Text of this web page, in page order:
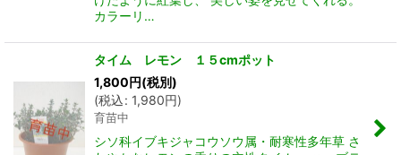
カラーリ…
タイム レモン １５cmポット
1,800円(税別)
(税込: 1,980円)
育苗中
シソ科イブキジャコウソウ属・耐寒性多年草 さ